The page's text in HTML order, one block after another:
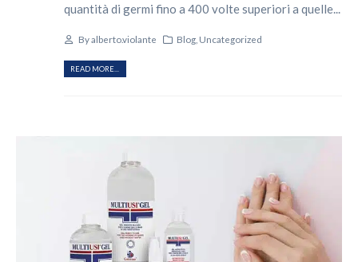
quantità di germi fino a 400 volte superiori a quelle...
Byalberto.violante Blog Uncategorized
READ MORE...